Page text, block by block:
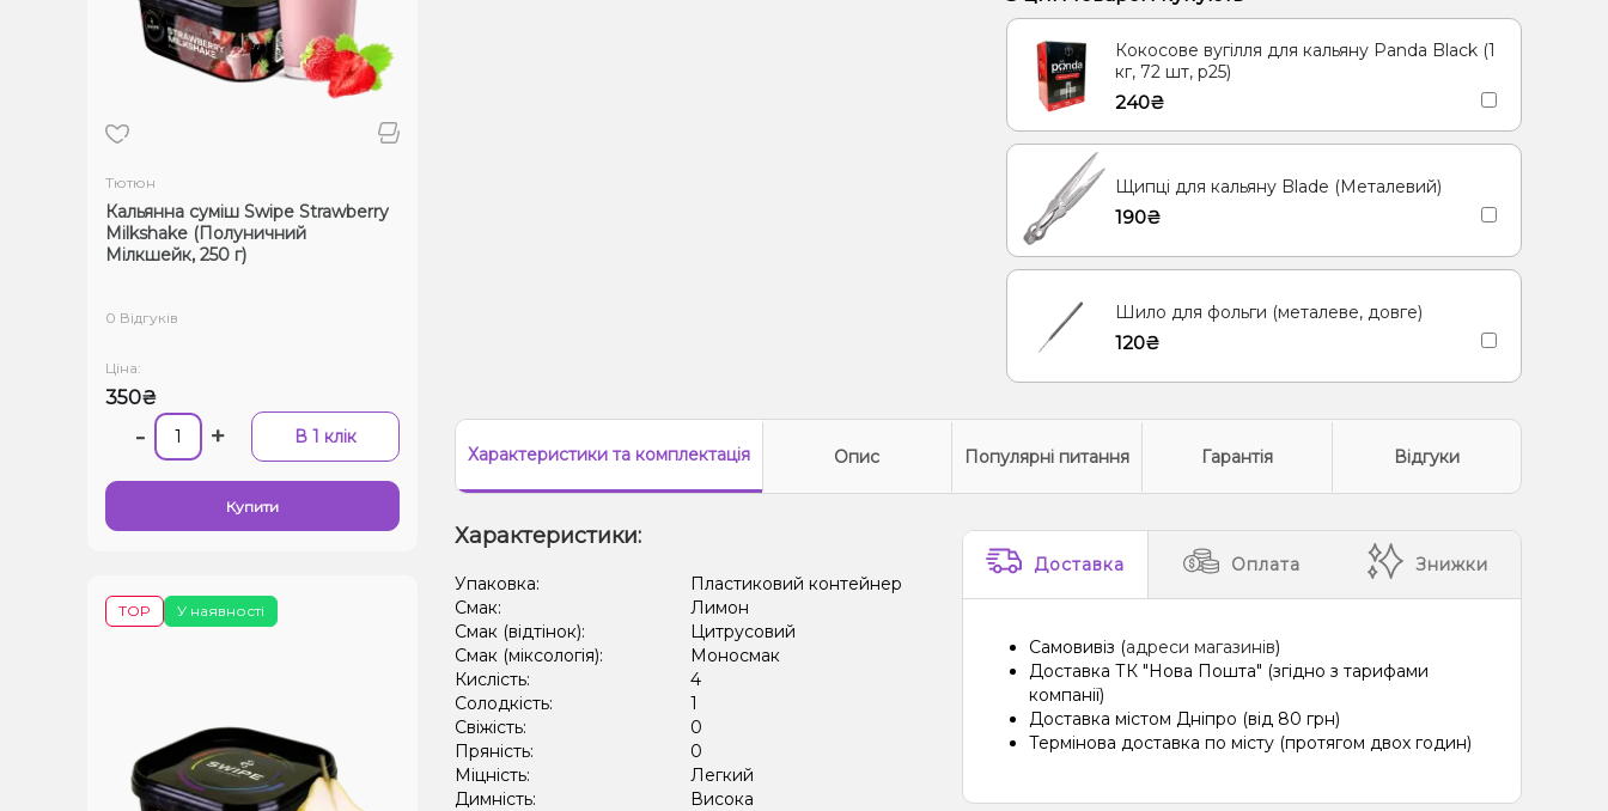
Тютюн
Кальянна суміш Swipe Strawberry
Milkshake (Полуничний
Мілкшейк, 250 г)
0 Відгуків
Ціна:
350₴
- + В 1 клік
Купити
У наявності
TOP
Енергетик
Яблуко Кокос, Молоко
Морозиво, Ягоди
Лід/Холодок
Кориця
Груша/Дюшес
Полуниця, Молоко
Ялинка, Мандарин
Кокосове вугілля для кальяну Panda Black (1
кг, 72 шт, р25)
240₴
Щипці для кальяну Blade (Металевий)
190₴
Шило для фольги (металеве, довге)
120₴
Характеристикита комплектація Опис Популярні питання Гарантія Відгуки
Характеристики:
Упаковка:
Пластиковий контейнер
Смак:
Лимон
Смак (відтінок):
Цитрусовий
Смак (міксологія):
Моносмак
Кислість:
4
Солодкість:
1
Свіжість:
0
Пряність:
0
Міцність:
Легкий
Димність:
Висока
Доставка Оплата Знижки
Самовивіз (адреси магазинів)
Доставка ТК "Нова Пошта" (згідно з тарифами
компанії)
Доставка містом Дніпро (від 80 грн)
Термінова доставка по місту (протягом двох годин)